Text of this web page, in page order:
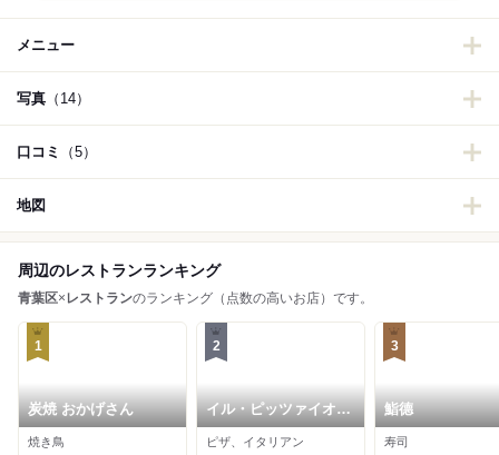
メニュー
写真 （14）
口コミ （5）
地図
周辺のレストランランキング
青葉区× レストランのランキング（点数の高いお店）です。
1
炭焼 おかげさん
焼き鳥
2
イル・ピッツァイオー
ロ
ピザ、イタリアン
3
鮨德
寿司